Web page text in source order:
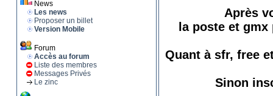
News
Les news
Proposer un billet
Version Mobile
Forum
Accès au forum
Liste des membres
Messages Privés
Le zinc
Après
la poste et
Quant à sfr, free
Sinon